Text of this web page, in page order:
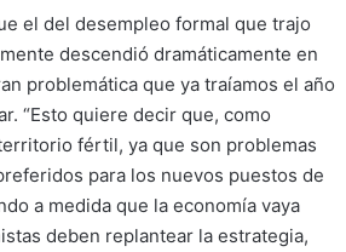
el del desempleo formal que trajo
descendió dramáticamente en
problemática que ya traíamos el año
“Esto quiere decir que, como
fértil, ya que son problemas
para los nuevos puestos de
a medida que la economía vaya
deben replantear la estrategia,